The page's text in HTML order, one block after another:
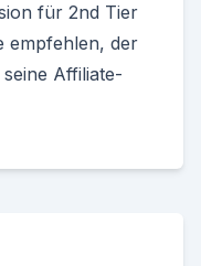
für 2nd Tier
empfehlen, der
Affiliate-